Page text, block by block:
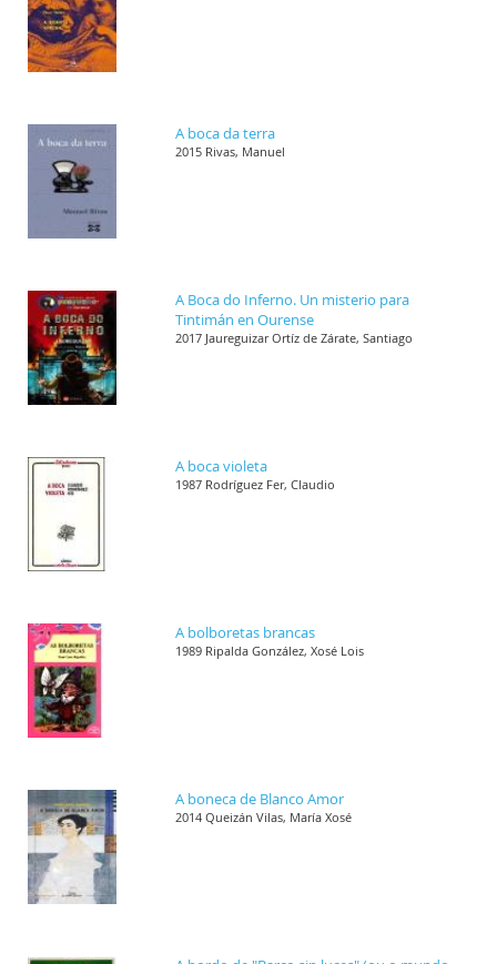
A boca da terra
2015 Rivas, Manuel
A Boca do Inferno. Un misterio para
Tintimán en Ourense
2017 Jaureguizar Ortíz de Zárate, Santiago
A boca violeta
1987 Rodríguez Fer, Claudio
A bolboretas brancas
1989 Ripalda González, Xosé Lois
A boneca de Blanco Amor
2014 Queizán Vilas, María Xosé